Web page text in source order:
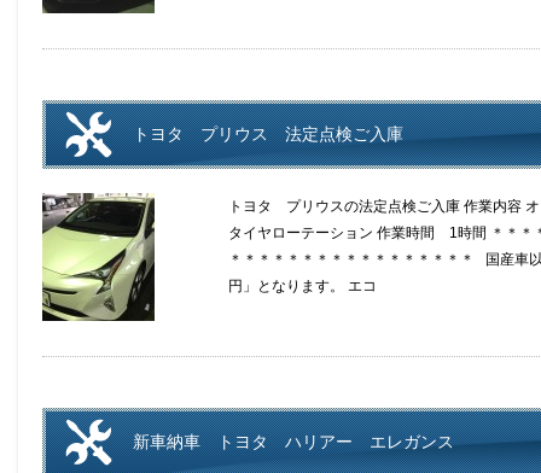
トヨタ プリウス 法定点検ご入庫
トヨタ プリウスの法定点検ご入庫 作業内容
タイヤローテーション 作業時間 1時間 ＊＊＊
＊＊＊＊＊＊＊＊＊＊＊＊＊＊＊＊＊ 国産車
円」となります。 エコ
新車納車 トヨタ ハリアー エレガンス